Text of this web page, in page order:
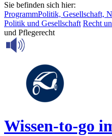
Sie befinden sich hier:
ProgrammPolitik, Gesellschaft,
Politik und Gesellschaft Recht
und Pflegerecht
Wissen-to-go